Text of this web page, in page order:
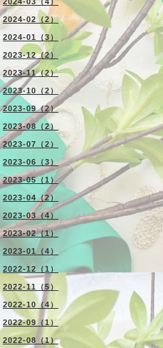
2024-02（2）
2024-01（3）
2023-12（2）
2023-11（2）
2023-10（2）
2023-09（2）
2023-08（2）
2023-07（2）
2023-06（3）
2023-05（1）
2023-04（2）
2023-03（4）
2023-02（1）
2023-01（4）
2022-12（1）
2022-11（5）
2022-10（4）
2022-09（1）
2022-08（1）